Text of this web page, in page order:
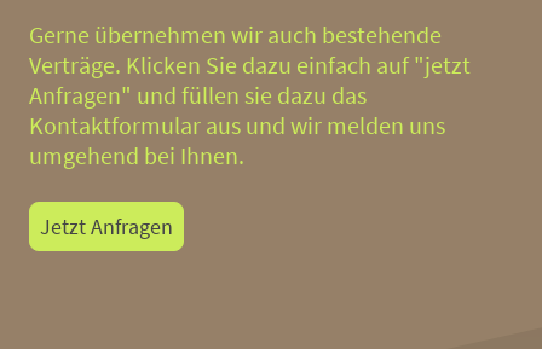
Gerne übernehmen wir auch bestehende
Verträge. Klicken Sie dazu einfach auf "jetzt
Anfragen" und füllen sie dazu das
Kontaktformular aus und wir melden uns
umgehend bei Ihnen.
Jetzt Anfragen